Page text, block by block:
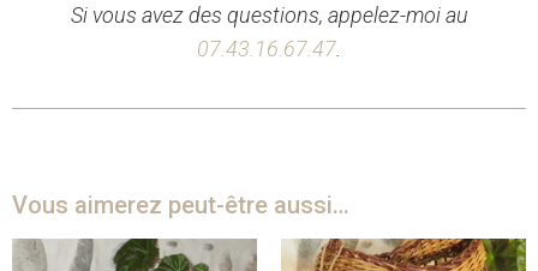
Si vous avez des questions, appelez-moi au
07.43.16.67.47
Vous aimerez peut-être aussi…